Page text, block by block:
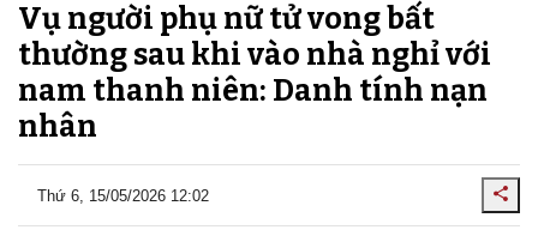
Vụ người phụ nữ tử vong bất
thường sau khi vào nhà nghỉ với
nam thanh niên: Danh tính nạn
nhân
Thứ 6, 15/05/2026 12:02